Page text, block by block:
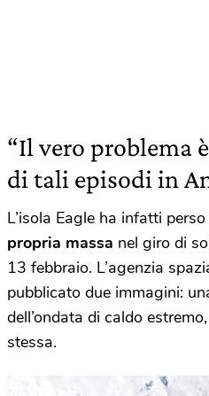
“Il vero problema
di tali episodi in
L’isola Eagle ha infatti perso
propria massa nel giro di
13 febbraio. L’agenzia
pubblicato due immagini:
dell’ondata di caldo
stessa.